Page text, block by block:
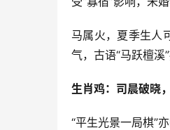
马属火，夏季生人
气，古语“马跃檀溪
生肖鸡：司晨破晓
“平生光景一局棋”